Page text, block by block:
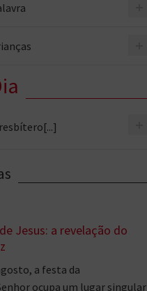
Jesus: a revelação do
a festa da
ocupa um lugar singular